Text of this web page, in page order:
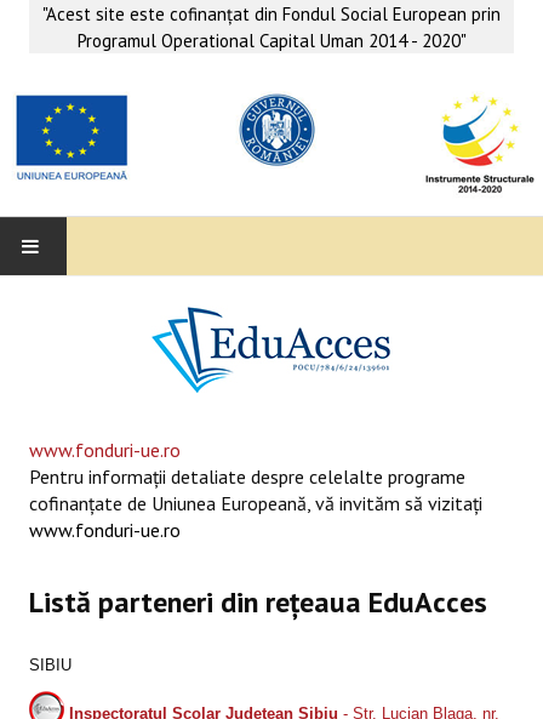
"Acest site este cofinanţat din Fondul Social European prin
Programul Operational Capital Uman 2014 - 2020"
SUPORT EDUCAȚIONAL MATEMATICĂ- INFORMATICĂ
SERVICII PSIHO-SOCIALE
DEZVOLTARE SOCIO-COMUNITARĂ
www.fonduri-ue.ro
Pentru informaţii detaliate despre celelalte programe
cofinanţate de Uniunea Europeană, vă invităm să vizitaţi
www.fonduri-ue.ro
Listă parteneri din rețeaua EduAcces
SIBIU
Inspectoratul Școlar Județean Sibiu - Str. Lucian Blaga, nr.